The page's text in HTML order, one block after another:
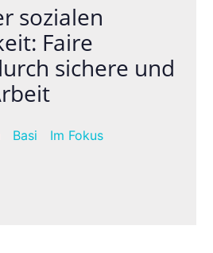
sozialen
Faire
sichere und
Basi
Im Fokus